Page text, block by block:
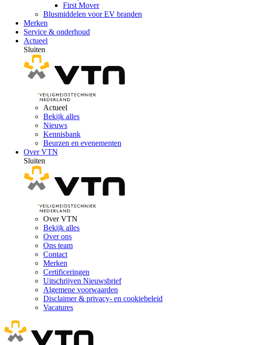
First Mover
Blusmiddelen voor EV branden
Merken
Service & onderhoud
Actueel
Sluiten
Actueel
Bekijk alles
Nieuws
Kennisbank
Beurzen en evenementen
Over VTN
Sluiten
Over VTN
Bekijk alles
Over ons
Ons team
Contact
Merken
Certificeringen
Uitschrijven Nieuwsbrief
Algemene voorwaarden
Disclaimer & privacy- en cookiebeleid
Vacatures